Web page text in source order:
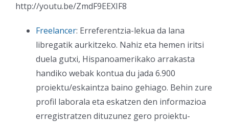
http://youtu.be/ZmdF9EEXIF8
Freelancer: Erreferentzia-lekua da lana
libregatik aurkitzeko. Nahiz eta hemen iritsi
duela gutxi, Hispanoamerikako arrakasta
handiko webak kontua du jada 6.900
proiektu/eskaintza baino gehiago. Behin zure
profil laborala eta eskatzen den informazioa
erregistratzen dituzunez gero proiektu-